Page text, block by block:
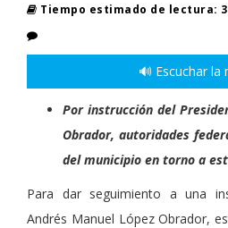
Tiempo estimado de lectura:
🔊 Escuchar la
Por instrucción del
Obrador, autoridades
del municipio en torno a
Para dar seguimiento a una
Andrés Manuel López Obrador,